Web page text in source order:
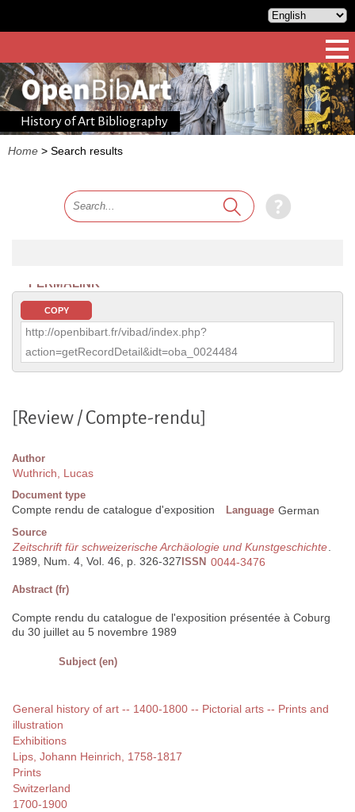
History of Art Bibliography
Home > Search results
PERMALINK
COPY
http://openbibart.fr/vibad/index.php?
action=getRecordDetail&idt=oba_0024484
[Review / Compte-rendu]
Author
Wuthrich, Lucas
Document type
Compte rendu de catalogue d'exposition Language German
Source
Zeitschrift für schweizerische Archäologie und Kunstgeschichte.
1989, Num. 4, Vol. 46, p. 326-327 ISSN 0044-3476
Abstract (fr)
Compte rendu du catalogue de l'exposition présentée à Coburg
du 30 juillet au 5 novembre 1989
Subject (en)
General history of art -- 1400-1800 -- Pictorial arts -- Prints and
illustration
Exhibitions
Lips, Johann Heinrich, 1758-1817
Prints
Switzerland
1700-1900